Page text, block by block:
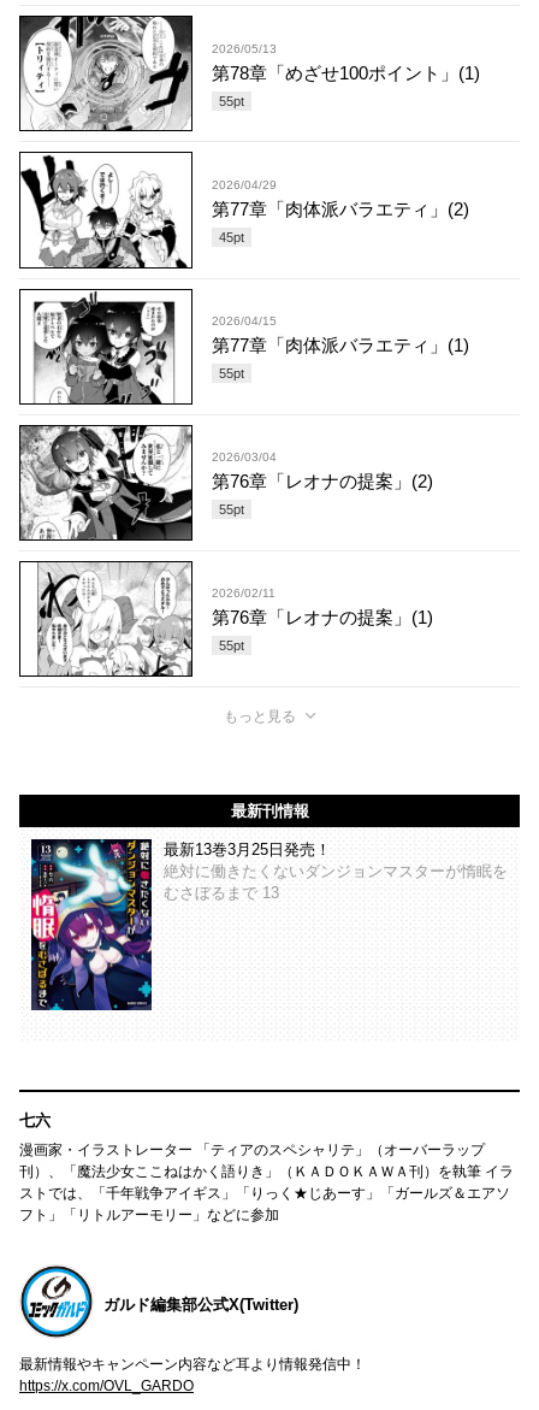
2026/05/13
第78章「めざせ100ポイント」(1)
55pt
2026/04/29
第77章「肉体派バラエティ」(2)
45pt
2026/04/15
第77章「肉体派バラエティ」(1)
55pt
2026/03/04
第76章「レオナの提案」(2)
55pt
2026/02/11
第76章「レオナの提案」(1)
55pt
もっと見る
最新刊情報
最新13巻3月25日発売！
絶対に働きたくないダンジョンマスターが惰眠を
むさぼるまで 13
七六
漫画家・イラストレーター 「ティアのスペシャリテ」（オーバーラップ
刊）、「魔法少女ここねはかく語りき」（ＫＡＤＯＫＡＷＡ刊）を執筆 イラ
ストでは、「千年戦争アイギス」「りっく★じあーす」「ガールズ＆エアソ
フト」「リトルアーモリー」などに参加
ガルド編集部公式X(Twitter)
最新情報やキャンペーン内容など耳より情報発信中！
https://x.com/OVL_GARDO